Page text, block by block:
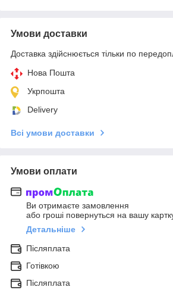
Умови доставки
Доставка здійснюється тільки по
Нова Пошта
Укрпошта
Delivery
Всі умови доставки
Умови оплати
Ви отримаєте замовлення
або гроші повернуться на вашу
Детальніше
Післяплата
Готівкою
Післяплата